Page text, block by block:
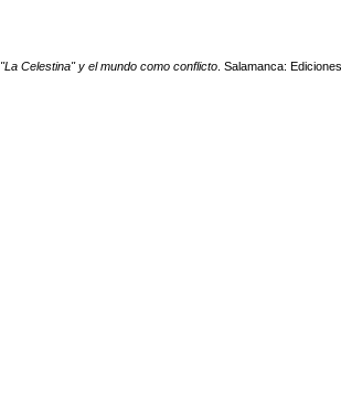
"La Celestina" y el mundo como conflicto. Salamanca: